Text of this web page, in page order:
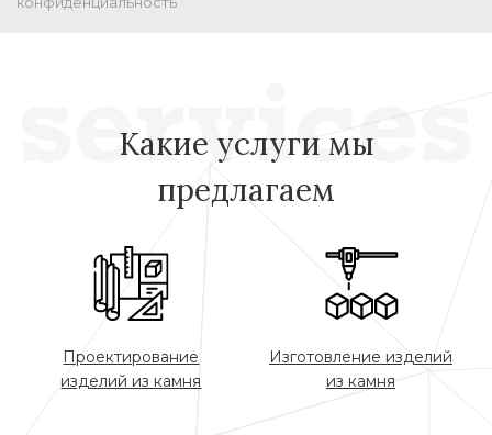
Какие услуги мы
предлагаем
Проектирование
изделий из камня
Изготовление изделий
из камня